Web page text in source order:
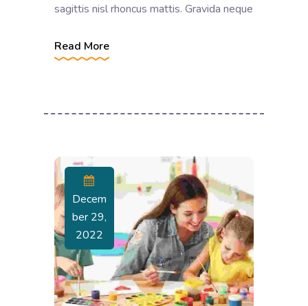
sagittis nisl rhoncus mattis. Gravida neque
Read More
Decem
Ber 29,
2022